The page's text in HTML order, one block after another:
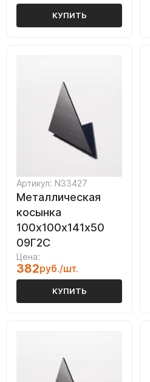
КУПИТЬ
Артикул: N33427
Металлическая
косынка
100х100х141х50
09Г2С
Цена:
382руб./шт.
КУПИТЬ